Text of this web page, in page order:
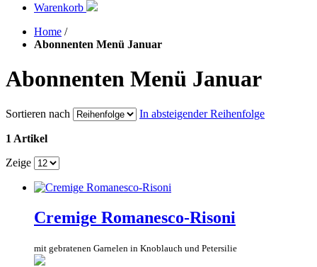
Warenkorb
Home /
Abonnenten Menü Januar
Abonnenten Menü Januar
Sortieren nach In absteigender Reihenfolge
1 Artikel
Zeige
Cremige Romanesco-Risoni
mit gebratenen Garnelen in Knoblauch und Petersilie